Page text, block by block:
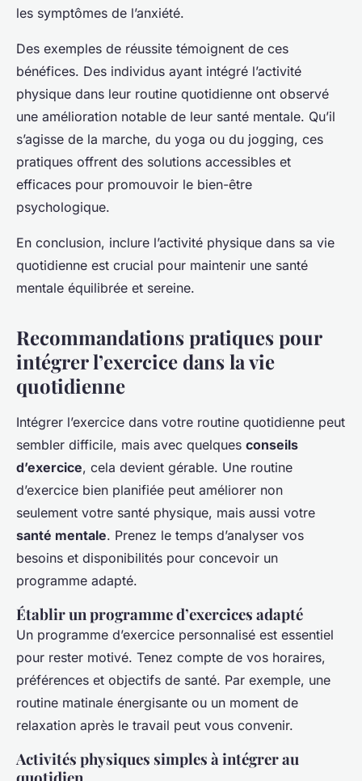
les symptômes de l’anxiété.
Des exemples de réussite témoignent de ces
bénéfices. Des individus ayant intégré l’activité
physique dans leur routine quotidienne ont observé
une amélioration notable de leur santé mentale. Qu’il
s’agisse de la marche, du yoga ou du jogging, ces
pratiques offrent des solutions accessibles et
efficaces pour promouvoir le bien-être
psychologique.
En conclusion, inclure l’activité physique dans sa vie
quotidienne est crucial pour maintenir une santé
mentale équilibrée et sereine.
Recommandations pratiques pour
intégrer l’exercice dans la vie
quotidienne
Intégrer l’exercice dans votre routine quotidienne peut
sembler difficile, mais avec quelques conseils
d’exercice, cela devient gérable. Une routine
d’exercice bien planifiée peut améliorer non
seulement votre santé physique, mais aussi votre
santé mentale. Prenez le temps d’analyser vos
besoins et disponibilités pour concevoir un
programme adapté.
Établir un programme d’exercices adapté
Un programme d’exercice personnalisé est essentiel
pour rester motivé. Tenez compte de vos horaires,
préférences et objectifs de santé. Par exemple, une
routine matinale énergisante ou un moment de
relaxation après le travail peut vous convenir.
Activités physiques simples à intégrer au